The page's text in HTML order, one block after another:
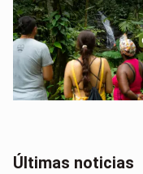
Últimas noticias